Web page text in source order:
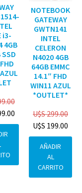
i3-
4GB
SSD
NOTEBOOK
GATEWAY
GWTN141
INTEL
CELERON
N4020 4GB
64GB EMMC
14.1″ FHD
WIN11 AZUL
*OUTLET*
U$S299.00
U$S 199.00
AÑADIR
AL
CARRITO